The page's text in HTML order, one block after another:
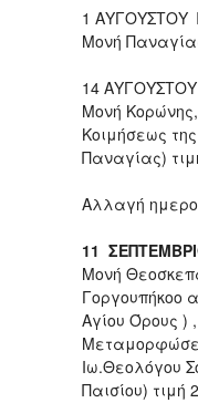
1 ΑΥΓΟΥΣΤΟΥ
Μονή
14
Μονή
Κοιμήσεως
Παναγίας)
Αλλαγή
11
Μονή
Γοργουπήκοο
Αγίου Όρους )
Ιω.Θεολόγου
Παισίου) τιμή